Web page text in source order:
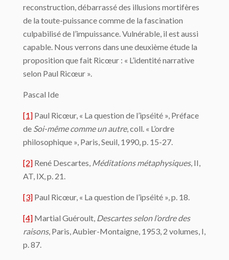
reconstruction, débarrassé des illusions mortifères
de la toute-puissance comme de la fascination
culpabilisé de l’impuissance. Vulnérable, il est aussi
capable. Nous verrons dans une deuxième étude la
proposition que fait Ricœur : « L’identité narrative
selon Paul Ricœur ».
Pascal Ide
[1] Paul Ricœur, « La question de l’ipséité », Préface
de Soi-même comme un autre, coll. « L’ordre
philosophique », Paris, Seuil, 1990, p. 15-27.
[2] René Descartes, Méditations métaphysiques, II,
AT, IX, p. 21.
[3] Paul Ricœur, « La question de l’ipséité », p. 18.
[4] Martial Guéroult, Descartes selon l’ordre des
raisons, Paris, Aubier-Montaigne, 1953, 2 volumes, I,
p. 87.